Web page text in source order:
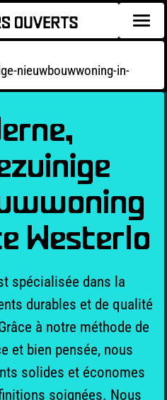
nieuwbouwwoning-in-
Westerlo
spécialisée dans la
durables et de qualité
à notre méthode de
et bien pensée, nous
solides et économes
soignées. Nous